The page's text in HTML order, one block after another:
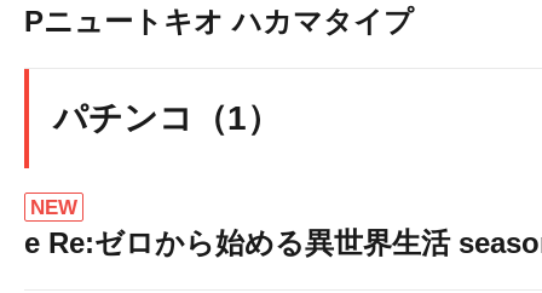
Pニュートキオ ハカマタイプ
パチンコ（1）
NEW
e Re:ゼロから始める異世界生活